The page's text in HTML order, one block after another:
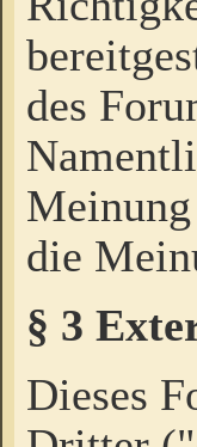
des
die
§ 3
Dieses